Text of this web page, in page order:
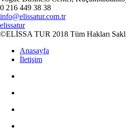
0 216 449 38 38
info@elissatur.com.tr
elissatur
©ELİSSA TUR 2018 Tüm Hakları
Anasayfa
İletişim